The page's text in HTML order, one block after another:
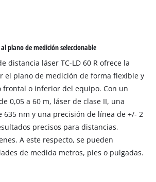
plano de medición seleccionable
distancia láser TC-LD 60 R ofrece la
el plano de medición de forma flexible y
frontal o inferior del equipo. Con un
0,05 a 60 m, láser de clase II, una
635 nm y una precisión de línea de +/- 2
precisos para distancias,
A este respecto, se pueden
de medida metros, pies o pulgadas.